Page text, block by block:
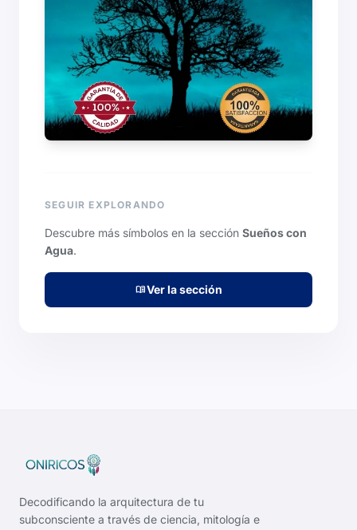
SEGUIR EXPLORANDO
Descubre más símbolos en la sección Sueños con
Agua.
menu_bookVer la sección
Decodificando la arquitectura de tu
subconsciente a través de ciencia, mitología e